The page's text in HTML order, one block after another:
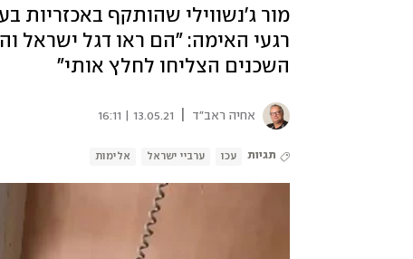
מור ג'נשווילי שהותקף באכזריות
רגעי האימה: "הם ראו דגל ישראל
השכנים הצליחו לחלץ אותי"
אחיה ראב"ד 13.05.21 | 16:11
תגיות עכו ערביי ישראל אלימות